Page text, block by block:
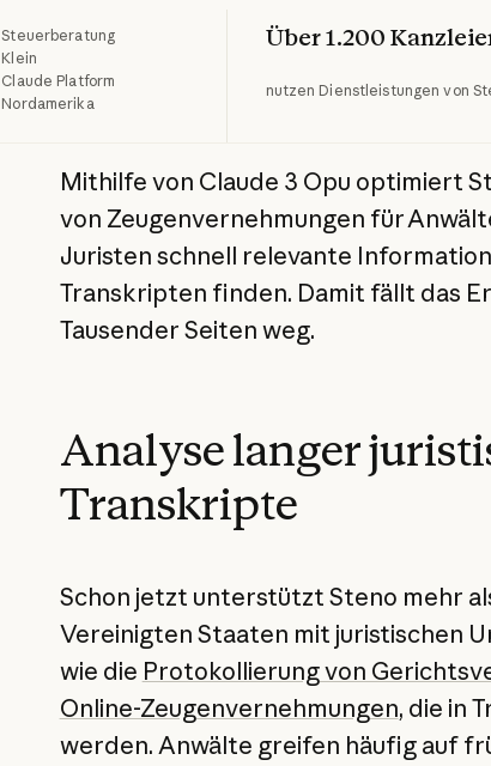
Steuerberatung
Klein
Claude Platform
Nordamerika
Über 1.200
nutzen Dienstleistungen von
Mithilfe von Claude 3 Opu optimiert
von Zeugenvernehmungen für
Juristen schnell relevante
Transkripten finden. Damit fällt das
Tausender Seiten weg.
Analyse langer
Transkripte
Schon jetzt unterstützt Steno mehr
Vereinigten Staaten mit juristischen
wie die Protokollierung von
Online-Zeugenvernehmungen, die in
werden. Anwälte greifen häufig auf